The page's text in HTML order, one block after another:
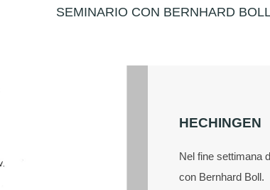
SEMINARIO CON BERNHARD
HECHINGEN
Nel fine settimana
con Bernhard Boll.